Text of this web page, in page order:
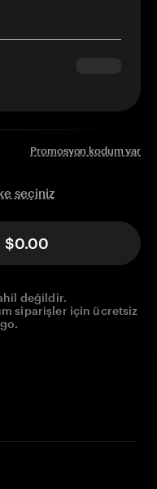
Promosyon kodum var
seçiniz
$0.00
değildir.
siparişler için ücretsiz